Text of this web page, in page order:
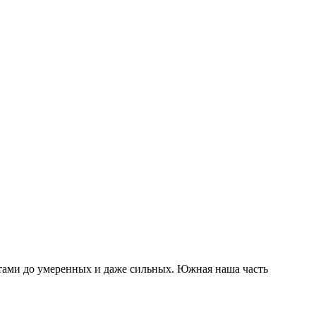
до умеренных и даже сильных. Южная наша часть